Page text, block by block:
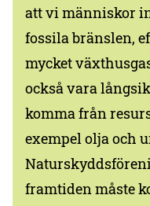
att vi människor
fossila bränslen,
mycket
också vara
komma från
exempel olja och
framtiden måste